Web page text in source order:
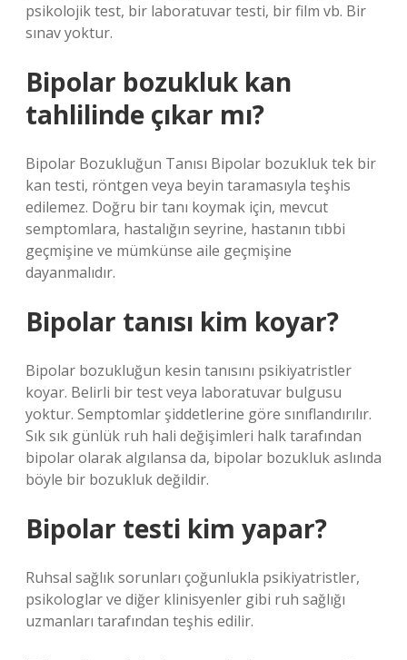
psikolojik test, bir laboratuvar testi, bir film vb. Bir
sınav yoktur.
Bipolar bozukluk kan
tahlilinde çıkar mı?
Bipolar Bozukluğun Tanısı Bipolar bozukluk tek bir
kan testi, röntgen veya beyin taramasıyla teşhis
edilemez. Doğru bir tanı koymak için, mevcut
semptomlara, hastalığın seyrine, hastanın tıbbi
geçmişine ve mümkünse aile geçmişine
dayanmalıdır.
Bipolar tanısı kim koyar?
Bipolar bozukluğun kesin tanısını psikiyatristler
koyar. Belirli bir test veya laboratuvar bulgusu
yoktur. Semptomlar şiddetlerine göre sınıflandırılır.
Sık sık günlük ruh hali değişimleri halk tarafından
bipolar olarak algılansa da, bipolar bozukluk aslında
böyle bir bozukluk değildir.
Bipolar testi kim yapar?
Ruhsal sağlık sorunları çoğunlukla psikiyatristler,
psikologlar ve diğer klinisyenler gibi ruh sağlığı
uzmanları tarafından teşhis edilir.